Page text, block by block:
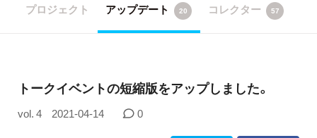
プロジェクト アップデート 20 コレクター 57
トークイベントの短縮版をアップしました。
vol. 4 2021-04-14 0